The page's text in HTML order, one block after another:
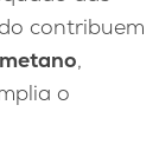
contribuem
,
o